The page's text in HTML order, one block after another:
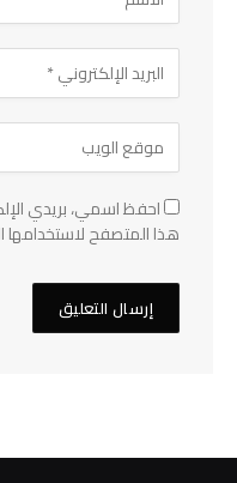
احفظ اسمي، بريدي
هذا المتصفح لاستخدامها